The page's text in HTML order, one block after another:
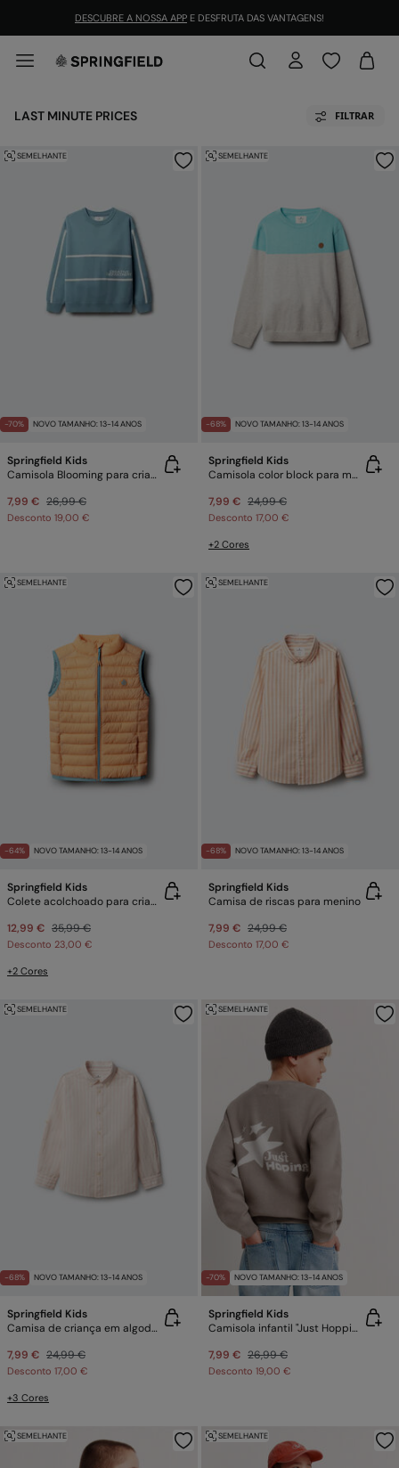
DESCUBRE A NOSSA APP E DESFRUTA DAS VANTAGENS!
LAST MINUTE PRICES FILTRAR
-70% NOVO TAMANHO: 13-14 ANOS
SEMELHANTE
Springfield Kids
Camisola Blooming para criança
7,99 € 26,99 €
Desconto 19,00 €
-68% NOVO TAMANHO: 13-14 ANOS
SEMELHANTE
Springfield Kids
Camisola color block para menino
7,99 € 24,99 €
Desconto 17,00 €
+2 Cores
-64% NOVO TAMANHO: 13-14 ANOS
SEMELHANTE
Springfield Kids
Colete acolchoado para criança
12,99 € 35,99 €
Desconto 23,00 €
+2 Cores
-68% NOVO TAMANHO: 13-14 ANOS
SEMELHANTE
Springfield Kids
Camisa de riscas para menino
7,99 € 24,99 €
Desconto 17,00 €
-68% NOVO TAMANHO: 13-14 ANOS
SEMELHANTE
Springfield Kids
Camisa de criança em algodão slub
7,99 € 24,99 €
Desconto 17,00 €
+3 Cores
-70% NOVO TAMANHO: 13-14 ANOS
SEMELHANTE
Springfield Kids
Camisola infantil "Just Hopping"
7,99 € 26,99 €
Desconto 19,00 €
SEMELHANTE SEMELHANTE